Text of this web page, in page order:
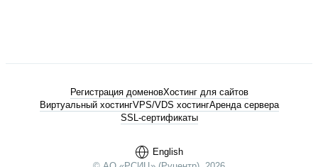
English
Регистрация доменовХостинг для сайтов
Виртуальный хостингVPS/VDS хостингАренда сервера
SSL-сертификаты